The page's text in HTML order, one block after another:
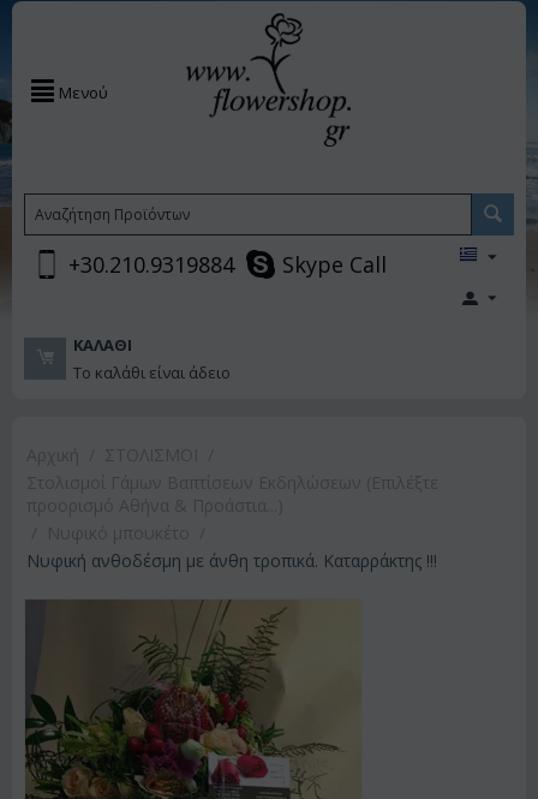
Μενού
+30.210.9319884 Skype Call
ΚΑΛΆΘΙ
Το καλάθι είναι άδειο
Νυφική ανθοδέσμη με άνθη τροπικά. Καταρράκτης !!!